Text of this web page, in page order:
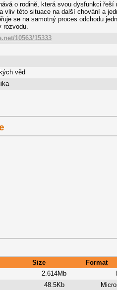
o rodině, která svou dysfunkci
vliv této situace na další chování a
se na samotný proces odchodu
rozvodu.
10563/15333
věd
Size Format
2.614Mb
48.5Kb